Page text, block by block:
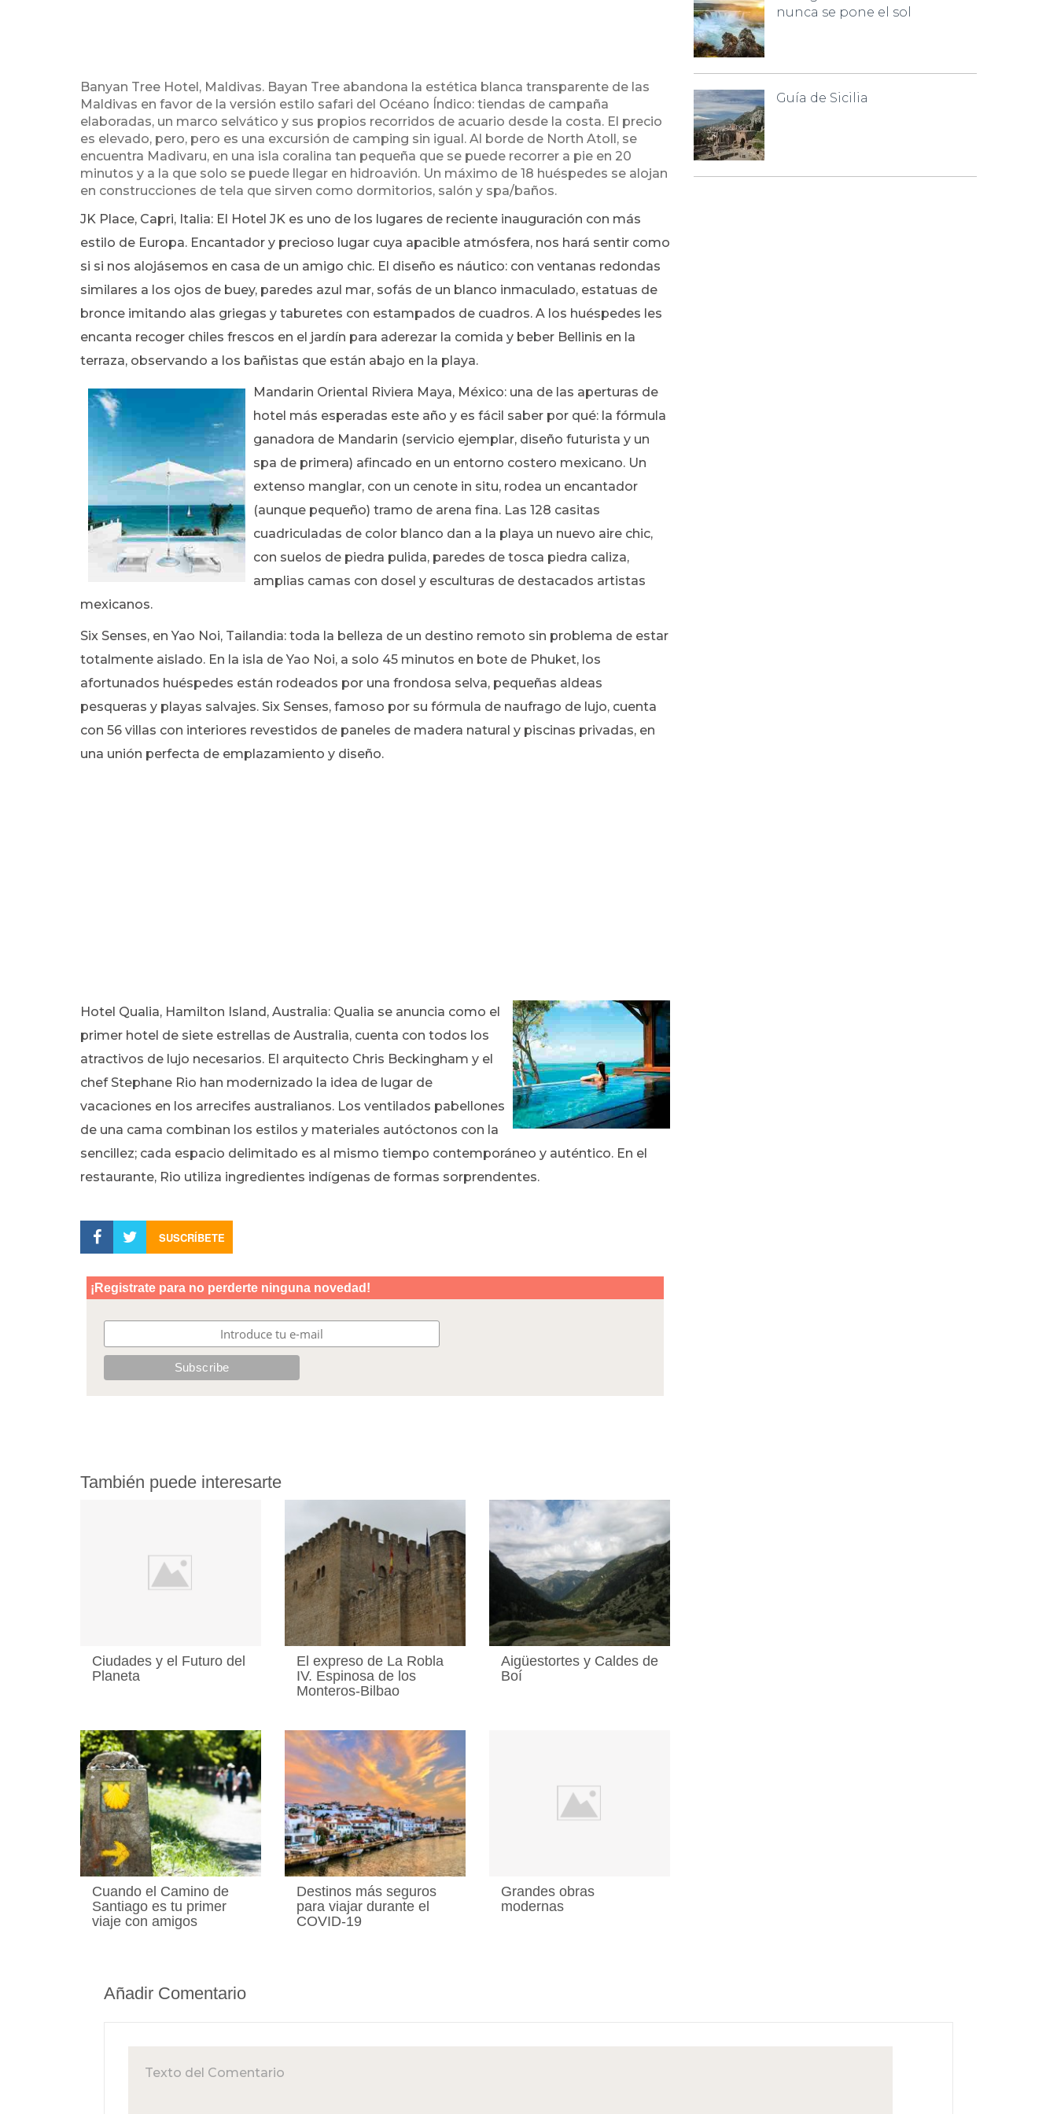
Banyan Tree Hotel, Maldivas. Bayan Tree abandona la estética blanca transparente de las
Maldivas en favor de la versión estilo safari del Océano Índico: tiendas de campaña
elaboradas, un marco selvático y sus propios recorridos de acuario desde la costa. El precio
es elevado, pero, pero es una excursión de camping sin igual. Al borde de North Atoll, se
encuentra Madivaru, en una isla coralina tan pequeña que se puede recorrer a pie en 20
minutos y a la que solo se puede llegar en hidroavión. Un máximo de 18 huéspedes se alojan
en construcciones de tela que sirven como dormitorios, salón y spa/baños.
JK Place, Capri, Italia: El Hotel JK es uno de los lugares de reciente inauguración con más
estilo de Europa. Encantador y precioso lugar cuya apacible atmósfera, nos hará sentir como
si si nos alojásemos en casa de un amigo chic. El diseño es náutico: con ventanas redondas
similares a los ojos de buey, paredes azul mar, sofás de un blanco inmaculado, estatuas de
bronce imitando alas griegas y taburetes con estampados de cuadros. A los huéspedes les
encanta recoger chiles frescos en el jardín para aderezar la comida y beber Bellinis en la
terraza, observando a los bañistas que están abajo en la playa.
Mandarin Oriental Riviera Maya, México: una de las aperturas de
hotel más esperadas este año y es fácil saber por qué: la fórmula
ganadora de Mandarin (servicio ejemplar, diseño futurista y un
spa de primera) afincado en un entorno costero mexicano. Un
extenso manglar, con un cenote in situ, rodea un encantador
(aunque pequeño) tramo de arena fina. Las 128 casitas
cuadriculadas de color blanco dan a la playa un nuevo aire chic,
con suelos de piedra pulida, paredes de tosca piedra caliza,
amplias camas con dosel y esculturas de destacados artistas
mexicanos.
Six Senses, en Yao Noi, Tailandia: toda la belleza de un destino remoto sin problema de estar
totalmente aislado. En la isla de Yao Noi, a solo 45 minutos en bote de Phuket, los
afortunados huéspedes están rodeados por una frondosa selva, pequeñas aldeas
pesqueras y playas salvajes. Six Senses, famoso por su fórmula de naufrago de lujo, cuenta
con 56 villas con interiores revestidos de paneles de madera natural y piscinas privadas, en
una unión perfecta de emplazamiento y diseño.
Hotel Qualia, Hamilton Island, Australia: Qualia se anuncia como el
primer hotel de siete estrellas de Australia, cuenta con todos los
atractivos de lujo necesarios. El arquitecto Chris Beckingham y el
chef Stephane Rio han modernizado la idea de lugar de
vacaciones en los arrecifes australianos. Los ventilados pabellones
de una cama combinan los estilos y materiales autóctonos con la
sencillez; cada espacio delimitado es al mismo tiempo contemporáneo y auténtico. En el
restaurante, Rio utiliza ingredientes indígenas de formas sorprendentes.
SUSCRÍBETE
También puede interesarte
Ciudades y el Futuro del
Planeta
El expreso de La Robla
IV. Espinosa de los
Monteros-Bilbao
Aigüestortes y Caldes de
Boí
Cuando el Camino de
Santiago es tu primer
viaje con amigos
Destinos más seguros
para viajar durante el
COVID-19
Grandes obras
modernas
nunca se pone el sol
Guía de Sicilia
Añadir Comentario